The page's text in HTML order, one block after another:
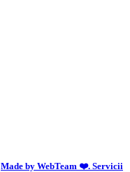
Made by WebTeam ❤️. Servicii